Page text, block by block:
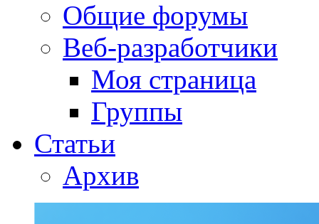
Общие форумы
Веб-разработчики
Моя страница
Группы
Статьи
Архив